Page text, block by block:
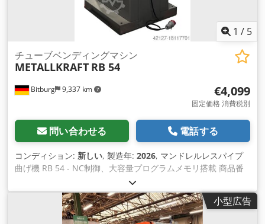
1 / 5
Bitburg 9,337 km
チューブベンディングマシン
METALLKRAFT RB 54
€4,099
固定価格 消費税別
問い合わせる 電話する
コンディション: 新しい, 製造年: 2026, マンドレルレスパイプ
曲げ機 RB 54 - NC制御、大容量プログラムメモリ搭載 商品番
号：4300054 NC制御による曲げ角度調整 プログラムは50個ま
で保存可能 高品質で堅牢な構造 素早い工具交換 純粋なモータ
ードライブ 自動的に開始位置に戻ります 技術データ 一般情報
最大曲げ半径162mm 曲げ角度最大210° 曲げ速度 2rpm トルク
小型広告